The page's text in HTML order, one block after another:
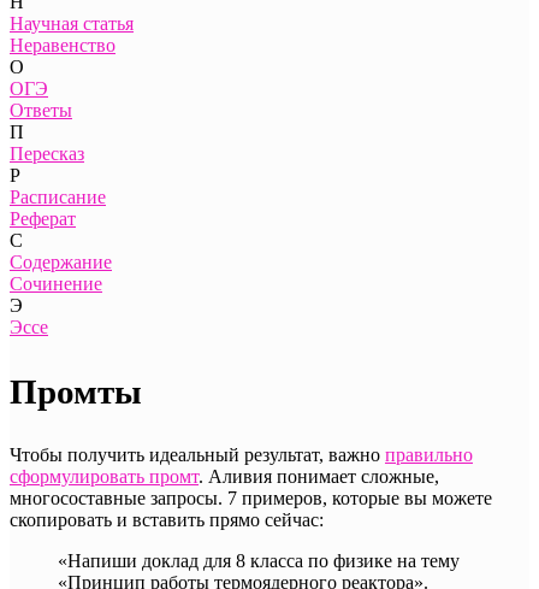
Научная статья
Неравенство
О
ОГЭ
Ответы
П
Пересказ
Р
Расписание
Реферат
С
Содержание
Сочинение
Э
Эссе
Промты
Чтобы получить идеальный результат, важно правильно
сформулировать промт. Аливия понимает сложные,
многосоставные запросы. 7 примеров, которые вы можете
скопировать и вставить прямо сейчас:
«Напиши доклад для 8 класса по физике на тему
«Принцип работы термоядерного реактора».